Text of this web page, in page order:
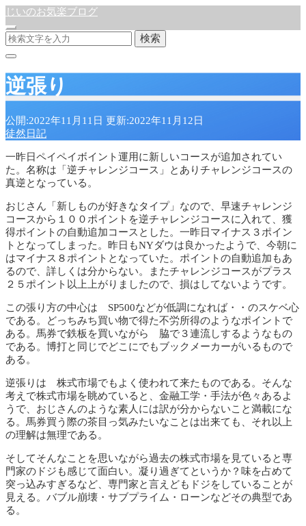
じいのお気楽ブログ
検索
逆張り
公開:2022年11月11日 更新:2022年11月12日
徒然日記
一昨日ペイペイボイント運用に新しいコースが追加されてい
た。名称は「逆チャレンジコース」とありチャレンジコースの
真逆となっている。
おじさん「新しものが好きなタイプ」なので、早速チャレンジ
コースから１００ポイントを逆チャレンジコースに入れて、獲
得ポイントの自動追加コースとした。一昨日マイナス３ポイン
トとなってしまった。昨日もNYダウは良かったようで、今朝に
はマイナス８ポイントとなっていた。ポイントの自動追加もあ
るので、詳しくは分からない。またチャレンジコースがプラス
２５ポイント以上上がりましたので、損はしてないようです。
この張り方の中心は SP500などが低調になれば・・のスケベ心
である。どっちみち買い物で得た不労所得のようなポイントで
ある。馬券で鉄板を買いながら 脇で３連流しするようなもの
である。博打と同じでどこにでもブックメーカーがいるもので
ある。
逆張りは 株式市場でもよく使われて来たものである。そんな
考えで株式市場を眺めていると、金融工学・手法が色々あるよ
うで、おじさんのような素人には訳が分からないこと満載にな
る。馬券買う際の茶目っ気みたいなことは出来ても、それ以上
の理解は無理である。
そしてそんなことを思いながら過去の株式市場を見ていると専
門家のドジも感じて面白い。凝り過ぎてというか？味を占めて
突っ込みすぎるなど、専門家と言えどもドジをしていることが
見える。バブル崩壊・サブプライム・ローンなどその典型であ
る。